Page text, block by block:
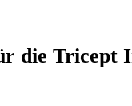
die Tricept